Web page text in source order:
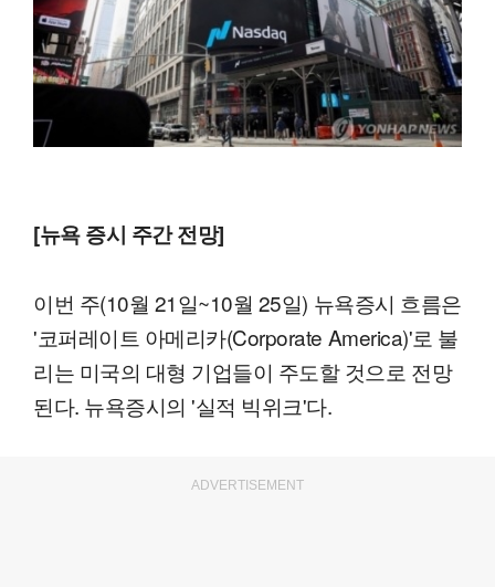
[뉴욕 증시 주간 전망]
이번 주(10월 21일~10월 25일) 뉴욕증시 흐름은
'코퍼레이트 아메리카(Corporate America)'로 불
리는 미국의 대형 기업들이 주도할 것으로 전망
된다. 뉴욕증시의 '실적 빅위크'다.
ADVERTISEMENT